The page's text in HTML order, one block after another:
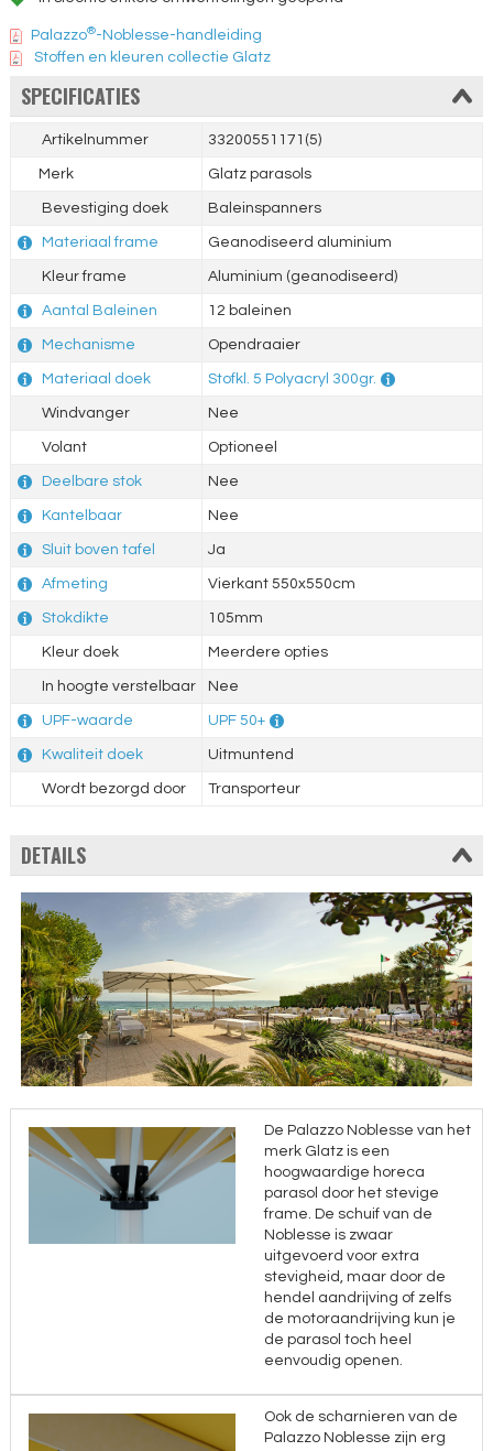
Palazzo®-Noblesse-handleiding
Stoffen en kleuren collectie Glatz
SPECIFICATIES
Artikelnummer 33200551171(5)
Merk Glatz parasols
Bevestiging doek Baleinspanners
Materiaal frame Geanodiseerd aluminium
Kleur frame Aluminium (geanodiseerd)
Aantal Baleinen 12 baleinen
Mechanisme Opendraaier
Materiaal doek Stofkl. 5 Polyacryl 300gr.
Windvanger Nee
Volant Optioneel
Deelbare stok Nee
Kantelbaar Nee
Sluit boven tafel Ja
Afmeting Vierkant 550x550cm
Stokdikte 105mm
Kleur doek Meerdere opties
In hoogte verstelbaar Nee
UPF-waarde UPF 50+
Kwaliteit doek Uitmuntend
Wordt bezorgd door Transporteur
DETAILS
De Palazzo Noblesse van het
merk Glatz is een
hoogwaardige horeca
parasol door het stevige
frame. De schuif van de
Noblesse is zwaar
uitgevoerd voor extra
stevigheid, maar door de
hendel aandrijving of zelfs
de motoraandrijving kun je
de parasol toch heel
eenvoudig openen.
Ook de scharnieren van de
Palazzo Noblesse zijn erg